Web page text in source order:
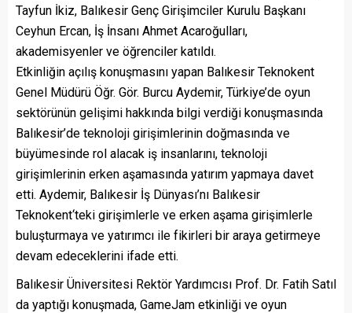
Tayfun İkiz, Balıkesir Genç Girişimciler Kurulu Başkanı
Ceyhun Ercan, İş İnsanı Ahmet Acaroğulları,
akademisyenler ve öğrenciler katıldı.
Etkinliğin açılış konuşmasını yapan Balıkesir Teknokent
Genel Müdürü Öğr. Gör. Burcu Aydemir, Türkiye’de oyun
sektörünün gelişimi hakkında bilgi verdiği konuşmasında
Balıkesir’de teknoloji girişimlerinin doğmasında ve
büyümesinde rol alacak iş insanlarını, teknoloji
girişimlerinin erken aşamasında yatırım yapmaya davet
etti. Aydemir, Balıkesir İş Dünyası’nı Balıkesir
Teknokent‘teki girişimlerle ve erken aşama girişimlerle
buluşturmaya ve yatırımcı ile fikirleri bir araya getirmeye
devam edeceklerini ifade etti.
Balıkesir Üniversitesi Rektör Yardımcısı Prof. Dr. Fatih Satıl
da yaptığı konuşmada, GameJam etkinliği ve oyun